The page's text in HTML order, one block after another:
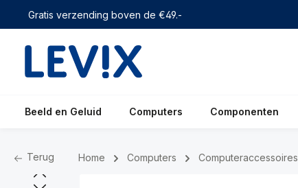
Ga naar de hoofdnavigatie
Gratis verzending boven de €49.-
Beeld en Geluid Computers Componenten
Terug Home Computers Computeraccessoires